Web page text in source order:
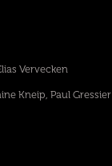
Vervecken
Kneip, Paul Gressier